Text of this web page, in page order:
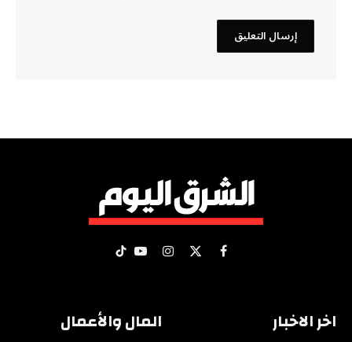
فيسبوك
X الانستغراميوتيوبتيكتوك
اخر الاخبار المال والأعمال